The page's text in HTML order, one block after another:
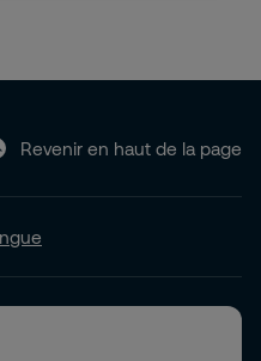
Revenir en haut de la page